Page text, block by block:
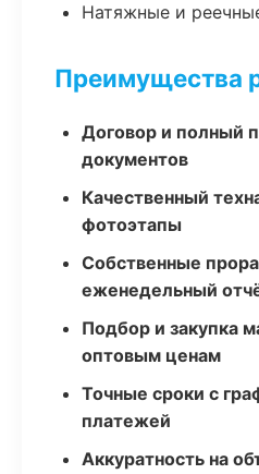
Натяжные и
Преимущества
Договор и полный
документов
Качественный
фотоэтапы
Собственные
еженедельный
Подбор и закупка
оптовым ценам
Точные сроки с
платежей
Аккуратность на